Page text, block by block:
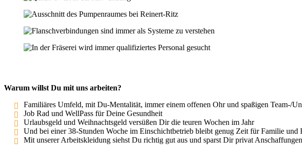
Warum willst Du mit uns arbeiten?
Familiäres Umfeld, mit Du-Menta­lität, immer einem offenen Ohr und spaßigen Team-/
Job Rad und WellPass für Deine Gesundheit
Urlaubsgeld und Weihnachtsgeld versüßen Dir die teuren Wochen im Jahr
Und bei einer 38-Stunden Woche im Einschicht­be­trieb bleibt genug Zeit für Familie und
Mit unserer Arbeits­kleidung siehst Du richtig gut aus und sparst Dir privat